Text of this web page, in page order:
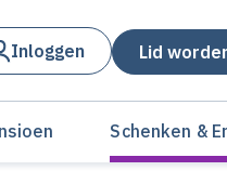
Inloggen Lid
Schenken &